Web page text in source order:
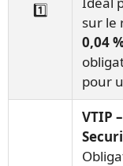
1️⃣
sur le
0,04
pour
VTIP